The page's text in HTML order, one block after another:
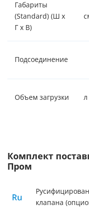
Габариты
(Standard) (Ш х
Г х В)
Подсоединение
Объем загрузки л
Комплект
Пром
клапана